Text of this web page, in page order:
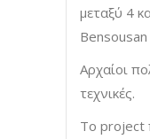
μεταξύ 4
Αρχαίοι
τεχνικές.
Το project